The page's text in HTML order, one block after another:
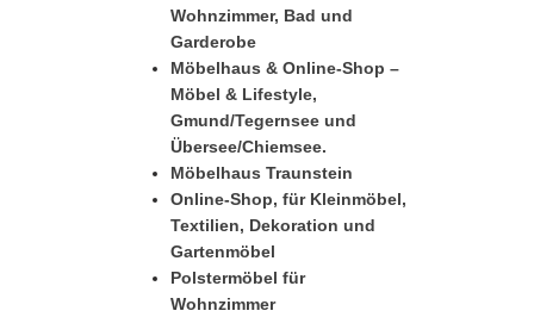
Wohnzimmer, Bad und
Garderobe
Möbelhaus & Online-Shop –
Möbel & Lifestyle,
Gmund/Tegernsee und
Übersee/Chiemsee.
Möbelhaus Traunstein
Online-Shop, für Kleinmöbel,
Textilien, Dekoration und
Gartenmöbel
Polstermöbel für
Wohnzimmer